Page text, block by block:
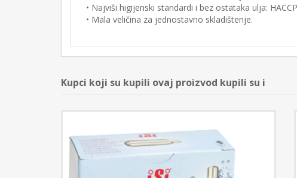
• Najviši higijenski standardi i bez ostataka ulja:
• Mala veličina za jednostavno skladištenje.
Kupci koji su kupili ovaj proizvod kupili su i